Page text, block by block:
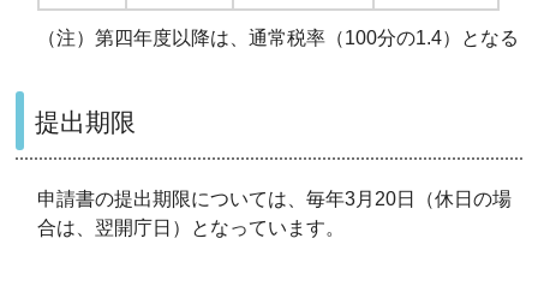
（注）第四年度以降は、通常税率（100分の1.4）となる
提出期限
申請書の提出期限については、毎年3月20日（休日の場
合は、翌開庁日）となっています。